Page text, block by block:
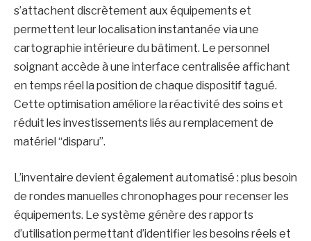
s’attachent discrètement aux équipements et
permettent leur localisation instantanée via une
cartographie intérieure du bâtiment. Le personnel
soignant accède à une interface centralisée affichant
en temps réel la position de chaque dispositif tagué.
Cette optimisation améliore la réactivité des soins et
réduit les investissements liés au remplacement de
matériel “disparu”.
L’inventaire devient également automatisé : plus besoin
de rondes manuelles chronophages pour recenser les
équipements. Le système génère des rapports
d’utilisation permettant d’identifier les besoins réels et